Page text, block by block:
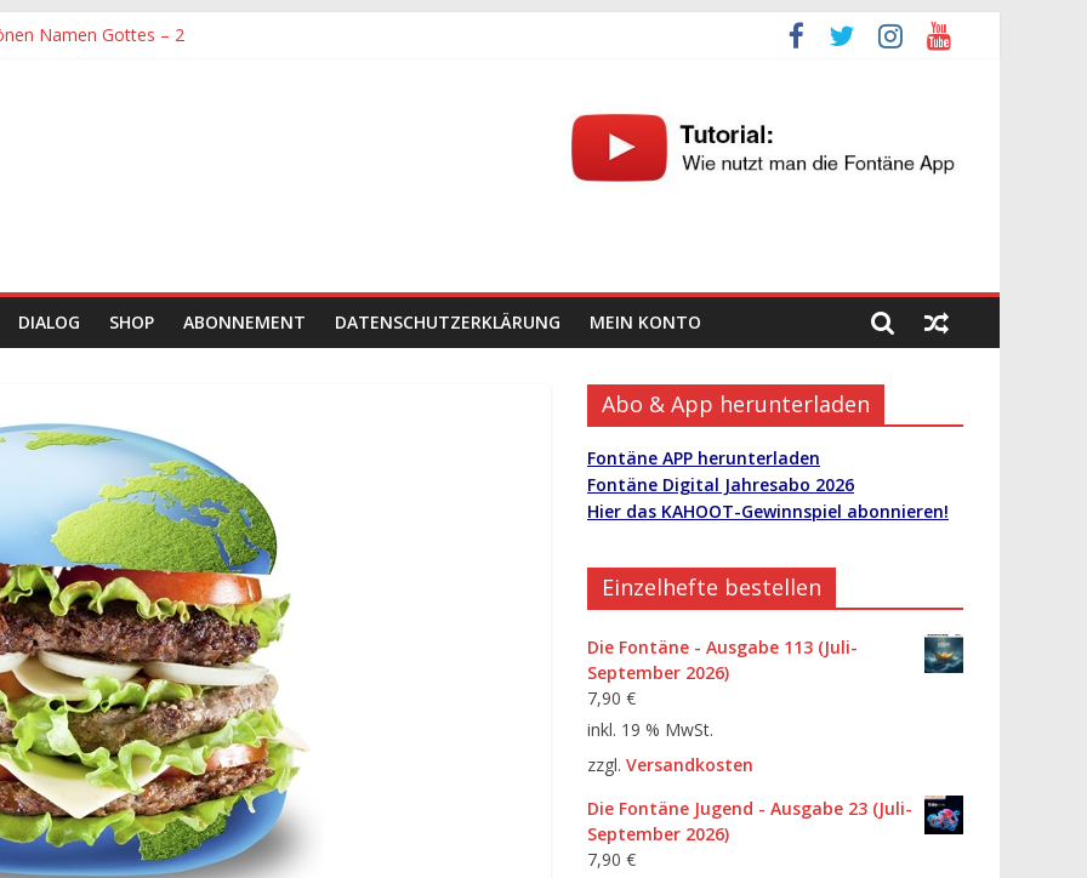
Namen Gottes – 2
DIALOG SHOP ABONNEMENT DATENSCHUTZERKLÄRUNG MEIN KONTO
Abo & App herunterladen
Fontäne APP herunterladen
Fontäne Digital Jahresabo 2026
Hier das KAHOOT-Gewinnspiel abonnieren!
Einzelhefte bestellen
Die Fontäne - Ausgabe 113 (Juli-
September 2026)
7,90 €
inkl. 19 % MwSt.
zzgl. Versandkosten
Die Fontäne Jugend - Ausgabe 23 (Juli-
September 2026)
7,90 €